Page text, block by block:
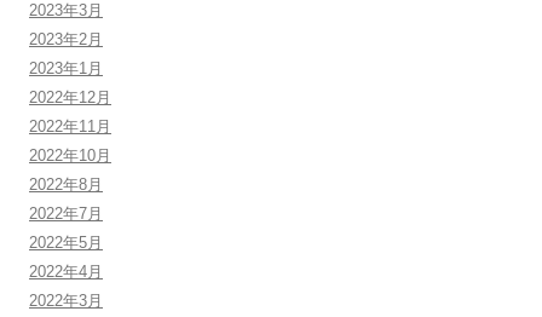
2023年3月
2023年2月
2023年1月
2022年12月
2022年11月
2022年10月
2022年8月
2022年7月
2022年5月
2022年4月
2022年3月